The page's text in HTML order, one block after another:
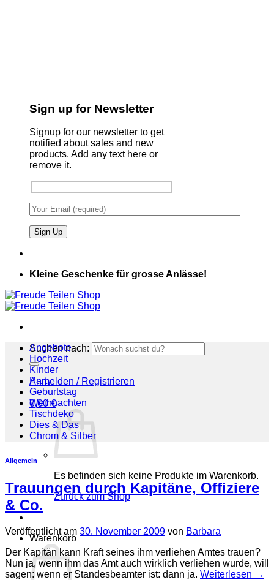
Sign up for Newsletter
Signup for our newsletter to get
notified about sales and new
products. Add any text here or
remove it.
Kleine Geschenke für grosse Anlässe!
Suchen nach:
Anmelden / Registrieren
0,00€
Es befinden sich keine Produkte im Warenkorb.
Zurück zum Shop
Warenkorb
Angebote
Hochzeit
Kinder
Party
Geburtstag
Weihnachten
Tischdeko
Dies & Das
Chrom & Silber
Allgemein
Trauungen durch Kapitäne, Offiziere
& Co.
Veröffentlicht am 30. November 2009 von Barbara
Der Kapitän kann Kraft seines ihm verliehen Amtes trauen?
Nun ja, wenn ihm das Amt auch wirklich verliehen wurde, will
sagen: wenn er Standesbeamter ist: dann ja. Weiterlesen →